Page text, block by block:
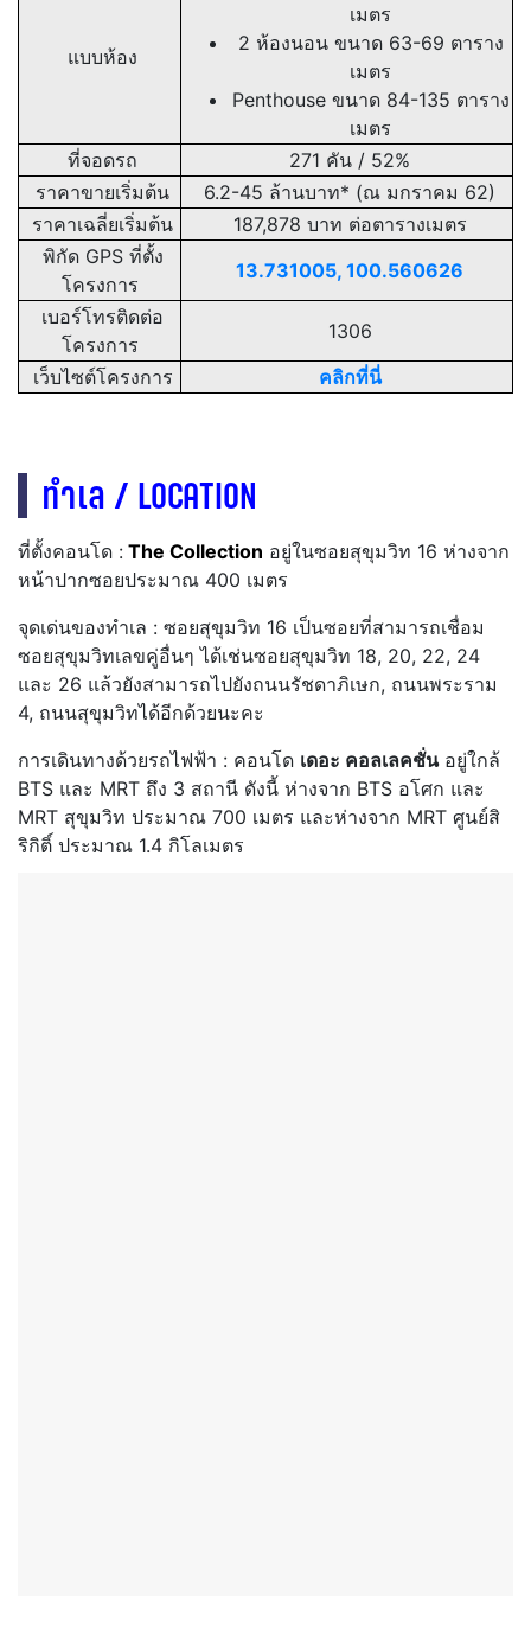
แบบห้อง
เมตร
2 ห้องนอน ขนาด 63-69 ตาราง
เมตร
Penthouse ขนาด 84-135 ตาราง
เมตร
ที่จอดรถ
271 คัน / 52%
ราคาขายเริ่มต้น
6.2-45 ล้านบาท* (ณ มกราคม 62)
ราคาเฉลี่ยเริ่มต้น
187,878 บาท ต่อตารางเมตร
พิกัด GPS ที่ตั้ง
โครงการ
13.731005, 100.560626
เบอร์โทรติดต่อ
โครงการ
1306
เว็บไซต์โครงการ
คลิกที่นี่
ทำเล / LOCATION
ที่ตั้งคอนโด : The Collection อยู่ในซอยสุขุมวิท 16 ห่างจาก
หน้าปากซอยประมาณ 400 เมตร
จุดเด่นของทำเล : ซอยสุขุมวิท 16 เป็นซอยที่สามารถเชื่อม
ซอยสุขุมวิทเลขคู่อื่นๆ ได้เช่นซอยสุขุมวิท 18, 20, 22, 24
และ 26 แล้วยังสามารถไปยังถนนรัชดาภิเษก, ถนนพระราม
4, ถนนสุขุมวิทได้อีกด้วยนะคะ
การเดินทางด้วยรถไฟฟ้า : คอนโด เดอะ คอลเลคชั่นอยู่ใกล้
BTS และ MRT ถึง 3 สถานี ดังนี้ ห่างจาก BTS อโศก และ
MRT สุขุมวิท ประมาณ 700 เมตร และห่างจาก MRT ศูนย์สิ
ริกิติ์ ประมาณ 1.4 กิโลเมตร